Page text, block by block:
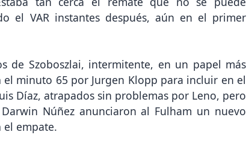
el VAR instantes después, aún en el primer
de Szoboszlai, intermitente, en un papel más
minuto 65 por Jurgen Klopp para incluir en el
Díaz, atrapados sin problemas por Leno, pero
Núñez anunciaron al Fulham un nuevo
el empate.